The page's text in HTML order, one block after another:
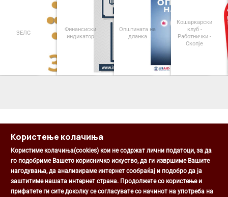
ЗЕЛС
Финансиски
индикатор
Општината на
дланка
Кошаркарски
клуб -
Работнички -
Скопје
Општина Центар
Михаил Цоков бр. 1, Скопје
Користење колачиња
Користиме колачиња(cookies) кои не содржат лични податоци, за да
го подобриме Вашето корисничко искуство, да ги извршиме Вашите
нагодувања, да анализираме интернет сообраќај и подобро да ја
заштитиме нашата интернет страна. Продолжете со користење и
прифатете ги сите доколку се согласувате со начинот на употреба на